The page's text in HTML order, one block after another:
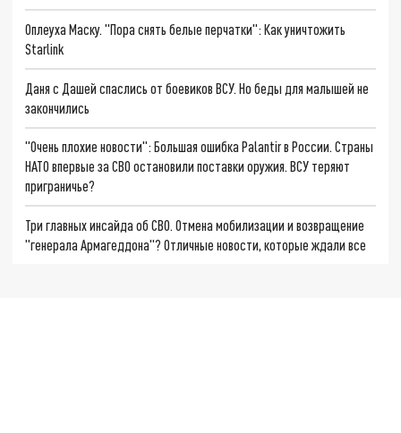
Оплеуха Маску. "Пора снять белые перчатки": Как уничтожить
Starlink
Даня с Дашей спаслись от боевиков ВСУ. Но беды для малышей не
закончились
"Очень плохие новости": Большая ошибка Palantir в России. Страны
НАТО впервые за СВО остановили поставки оружия. ВСУ теряют
приграничье?
Три главных инсайда об СВО. Отмена мобилизации и возвращение
"генерала Армагеддона"? Отличные новости, которые ждали все